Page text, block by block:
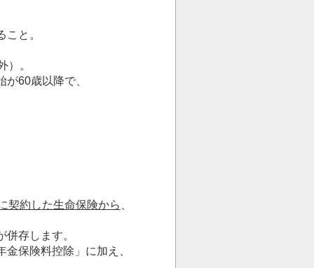
と。
）。
60歳以降で、
契約した生命保険から
存します。
保険料控除」に加え、